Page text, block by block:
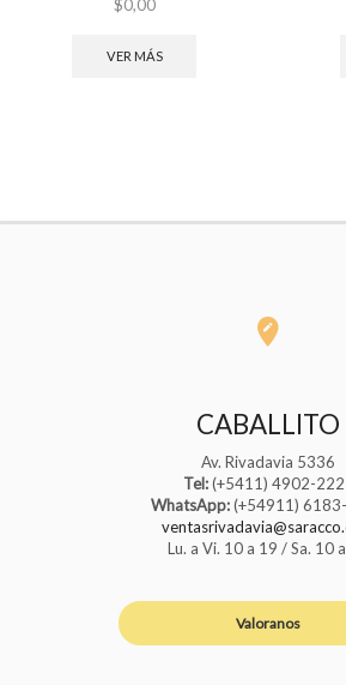
$0,00
VER MÁS
CABALLITO
Av. Rivadavia 5336
Tel:(+5411) 4902-
WhatsApp:(+54911)
Lu. a Vi. 10 a 19 / Sa. 10
Valoranos